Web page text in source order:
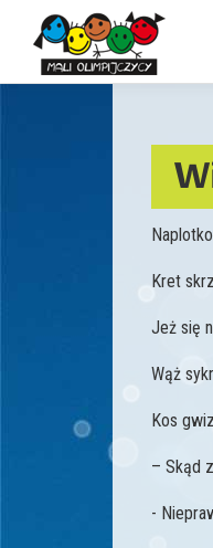
Przejdź
Kret
Jeż się
Wąż
Kos
– Skąd
-